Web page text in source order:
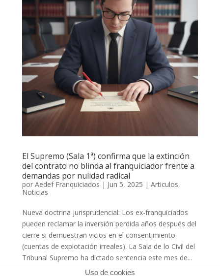
El Supremo (Sala 1ª) confirma que la extinción
del contrato no blinda al franquiciador frente a
demandas por nulidad radical
por Aedef Franquiciados | Jun 5, 2025 | Articulos,
Noticias
Nueva doctrina jurisprudencial: Los ex-franquiciados
pueden reclamar la inversión perdida años después del
cierre si demuestran vicios en el consentimiento
(cuentas de explotación irreales). La Sala de lo Civil del
Tribunal Supremo ha dictado sentencia este mes de...
Uso de cookies